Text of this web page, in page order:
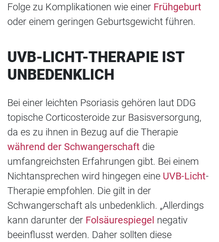
Folge zu Komplikationen wie einer Frühgeburt
oder einem geringen Geburtsgewicht führen.
UVB-LICHT-THERAPIE IST
UNBEDENKLICH
Bei einer leichten Psoriasis gehören laut DDG
topische Corticosteroide zur Basisversorgung,
da es zu ihnen in Bezug auf die Therapie
während der Schwangerschaft die
umfangreichsten Erfahrungen gibt. Bei einem
Nichtansprechen wird hingegen eine UVB-Licht-
Therapie empfohlen. Die gilt in der
Schwangerschaft als unbedenklich. „Allerdings
kann darunter der Folsäurespiegel negativ
beeinflusst werden. Daher sollten diese